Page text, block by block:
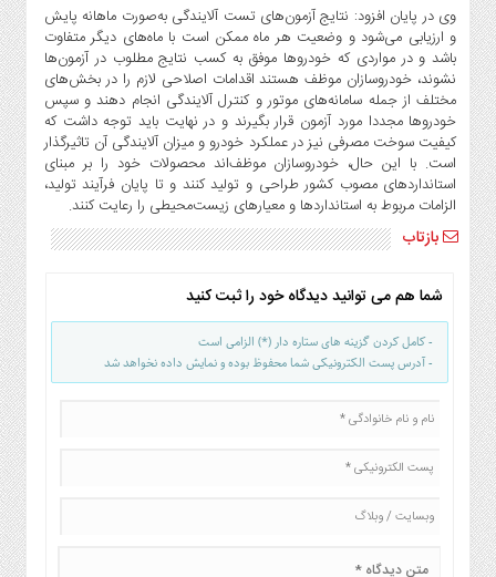
وی در پایان افزود: نتایج آزمون‌های تست آلایندگی به‌صورت ماهانه پایش
و ارزیابی می‌شود و وضعیت هر ماه ممکن است با ماه‌های دیگر متفاوت
باشد و در مواردی که خودروها موفق به کسب نتایج مطلوب در آزمون‌ها
نشوند، خودروسازان موظف هستند اقدامات اصلاحی لازم را در بخش‌های
مختلف از جمله سامانه‌های موتور و کنترل آلایندگی انجام دهند و سپس
خودروها مجددا مورد آزمون قرار بگیرند و در نهایت باید توجه داشت که
کیفیت سوخت مصرفی نیز در عملکرد خودرو و میزان آلایندگی آن تاثیرگذار
است. با این حال، خودروسازان موظف‌اند محصولات خود را بر مبنای
استانداردهای مصوب کشور طراحی و تولید کنند و تا پایان فرآیند تولید،
الزامات مربوط به استانداردها و معیارهای زیست‌محیطی را رعایت کنند.
بازتاب
شما هم می توانید دیدگاه خود را ثبت کنید
- کامل کردن گزینه های ستاره دار (*) الزامی است
- آدرس پست الکترونیکی شما محفوظ بوده و نمایش داده نخواهد شد